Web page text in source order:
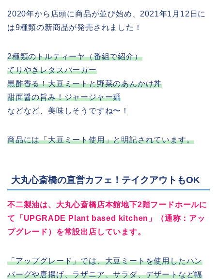
2020年から店頭に商品が並び始め、2021年1月12日に
は9種類の新商品が発売されました！
2種類のトルティーヤ（番組で紹介）
てりやきレタスバーガー
黒酢香る！大豆ミートと野菜のあんかけ丼
甜面醤の旨み！ジャージャー麺
などなど、美味しそうですね〜！
商品には「大豆ミート使用」と明記されています。
大丸心斎橋の直営カフェ！テイクアウトもOK
不二製油は、大丸心斎橋店本館地下2階フードホールに
て「UPGRADE Plant based kitchen」（通称：アッ
プグレード）を常設出店しています。
「アップグレード」では、大豆ミートを使用したハン
バーグや唐揚げ、ラザニア、サラダ、デザートなど幅